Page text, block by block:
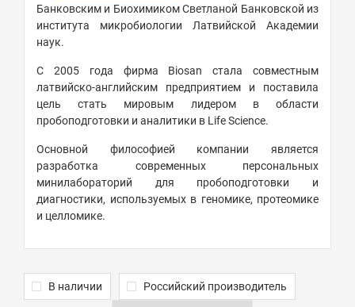
Банковским и Биохимиком Светланой Банковской из
института микробиологии Латвийской Академии
наук.
С 2005 года фирма Biosan стала совместным
латвийско-английским предприятием и поставила
цель стать мировым лидером в области
пробоподготовки и аналитики в Life Science.
Основной философией компании является
разработка современных персональных
минилабораторий для пробоподготовки и
диагностики, используемых в геномике, протеомике
и целломике.
В наличии Российский производитель